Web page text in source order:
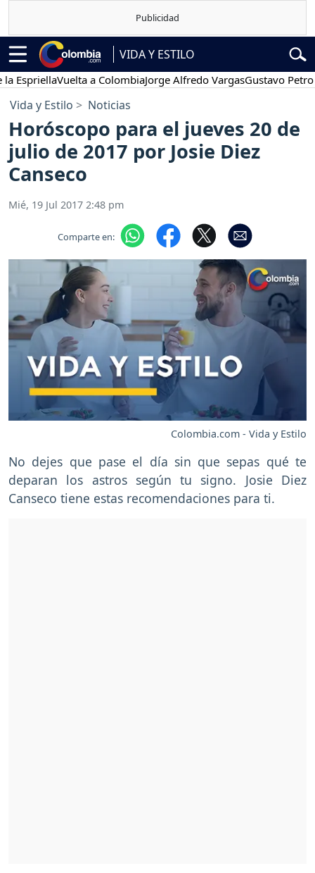
VIDA Y ESTILO
Vuelta a ColombiaJorge Alfredo Vargas Gustavo Petro
Vida y Estilo Noticias
Horóscopo para el jueves 20 de
julio de 2017 por Josie Diez
Canseco
Mié, 19 Jul 2017 2:48 pm
Comparte en:
Colombia.com - Vida y Estilo
No dejes que pase el día sin que sepas qué te
deparan los astros según tu signo. Josie Diez
Canseco tiene estas recomendaciones para ti.